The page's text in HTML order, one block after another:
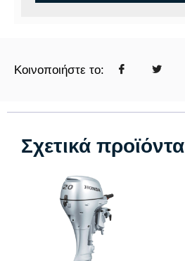
Κοινοποιήστε το:
Σχετικά προϊόντα